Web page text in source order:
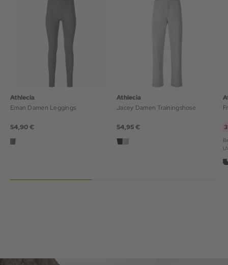
Athlecia
Eman Damen Leggings
54,90 €
Athlecia
Jacey Damen Trainingshose
54,95 €